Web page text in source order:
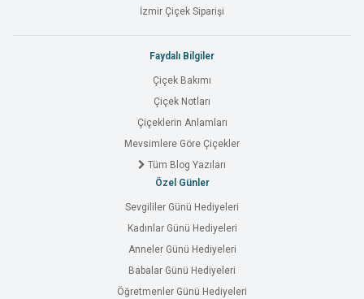
İzmir Çiçek Siparişi
Faydalı Bilgiler
Çiçek Bakımı
Çiçek Notları
Çiçeklerin Anlamları
Mevsimlere Göre Çiçekler
Tüm Blog Yazıları
Özel Günler
Sevgililer Günü Hediyeleri
Kadınlar Günü Hediyeleri
Anneler Günü Hediyeleri
Babalar Günü Hediyeleri
Öğretmenler Günü Hediyeleri